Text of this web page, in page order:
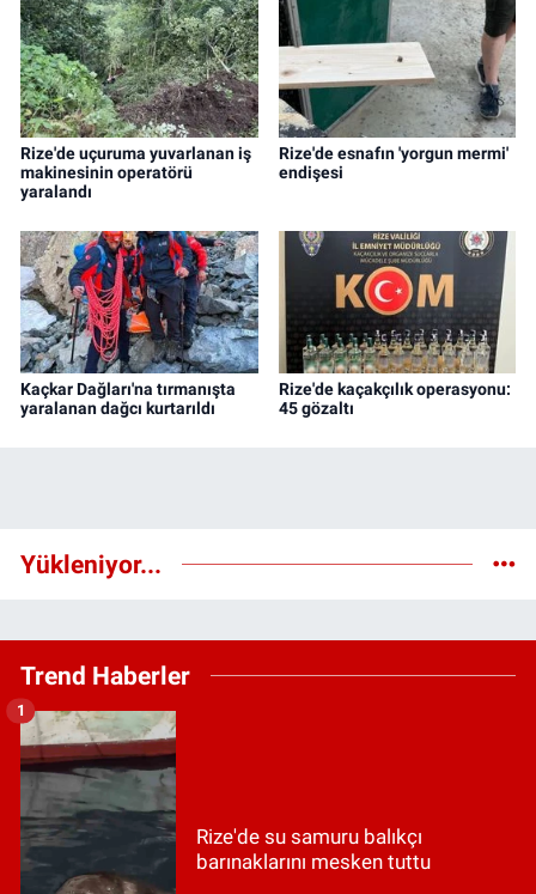
Rize'de uçuruma yuvarlanan iş
makinesinin operatörü
yaralandı
Rize'de esnafın 'yorgun mermi'
endişesi
Kaçkar Dağları'na tırmanışta
yaralanan dağcı kurtarıldı
Rize'de kaçakçılık operasyonu:
45 gözaltı
Yükleniyor...
Trend Haberler
Rize'de su samuru balıkçı
barınaklarını mesken tuttu
1